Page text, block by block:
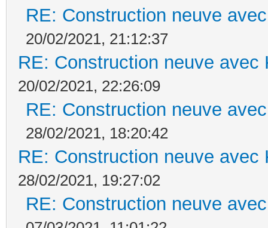
RE: Construction neuve
20/02/2021, 21:12:37
RE: Construction neuve avec
20/02/2021, 22:26:09
RE: Construction neuve
28/02/2021, 18:20:42
RE: Construction neuve avec
28/02/2021, 19:27:02
RE: Construction neuve